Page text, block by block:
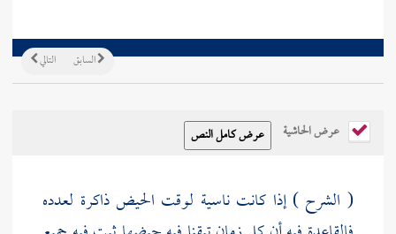
التالي السابق
عرض الحاشية
( الشرح ) إذا كانت ناسية لوقت الحيض ذاكرة لعدده